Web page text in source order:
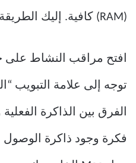
(RAM) كافية. إليك الطريقة.
توجه إلى علامة التبويب
الفرق بين الذاكرة
فكرة وجود ذاكرة الوصول